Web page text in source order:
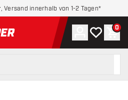
, Versand innerhalb von 1-2 Tagen*
Startseite
Konto
Meine 0